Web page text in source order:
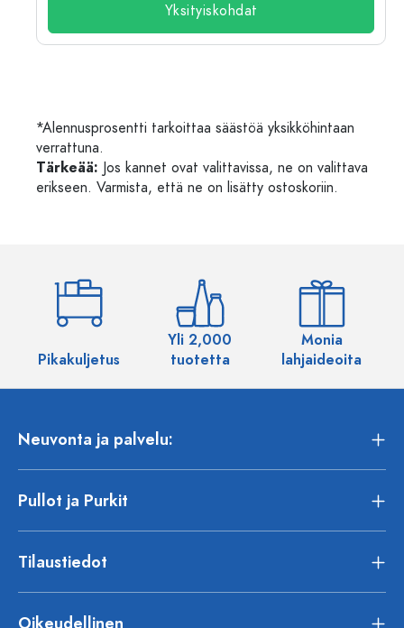
Yksityiskohdat
*Alennusprosentti tarkoittaa säästöä yksikköhintaan
verrattuna.
Tärkeää: Jos kannet ovat valittavissa, ne on valittava
erikseen. Varmista, että ne on lisätty ostoskoriin.
Pikakuljetus
Yli 2,000
tuotetta
Monia
lahjaideoita
Neuvonta ja palvelu:
Pullot ja Purkit
Tilaustiedot
Oikeudellinen